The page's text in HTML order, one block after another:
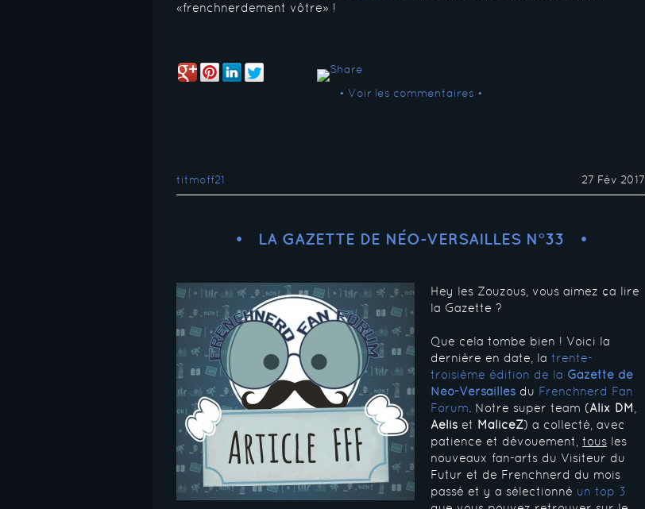
«frenchnerdement vôtre» !
• Voir les commentaires •
titmoff21 27 Fév 2017
LA GAZETTE DE NÉO-VERSAILLES N°33
Hey les Zouzous, vous aimez ça lire
la Gazette ?
Que cela tombe bien ! Voici la
dernière en date, la trente-
troisième édition de la Gazette de
Néo-Versailles du Frenchnerd Fan
Forum . Notre super team (Alix DM
Aelis et MaliceZ) a collecté, avec
patience et dévouement, tous les
nouveaux fan-arts du Visiteur du
Futur et de Frenchnerd du mois
passé et y a sélectionné un top 3